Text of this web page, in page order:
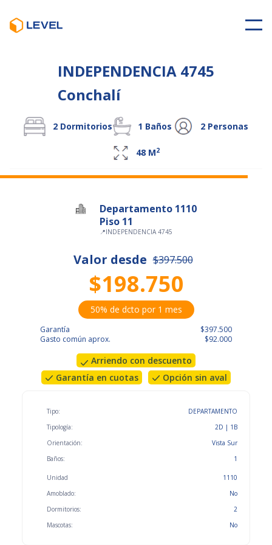
INDEPENDENCIA 4745
Conchalí
2 Dormitorios 1 Baños 2 Personas
48 M2
Departamento 1110
Piso 11
📍INDEPENDENCIA 4745
Valor desde $397.500
$198.750
50% de dcto por 1 mes
Garantía
Gasto común aprox.
$397.500
$92.000
Arriendo con descuento
Garantía en cuotas
Opción sin aval
Tipo:
Tipología:
Orientación:
Baños:
DEPARTAMENTO
2D | 1B
Vista Sur
1
Unidad
Amoblado:
Dormitorios:
Mascotas:
1110
No
2
No